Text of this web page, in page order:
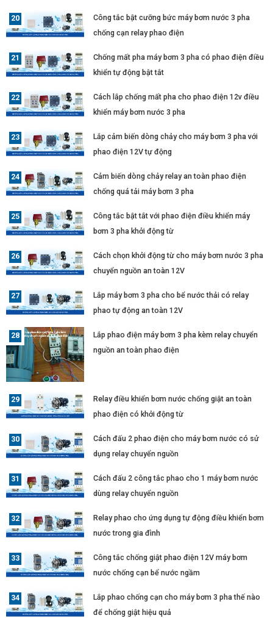
Công tắc bật cưỡng bức máy bơm nước 3 pha
chống cạn relay phao điện
Chống mất pha máy bơm 3 pha có phao điện điều
khiển tự động bật tắt
Cách lắp chống mất pha cho phao điện 12v điều
khiển máy bơm nước 3 pha
Lắp cảm biến dòng chảy cho máy bơm 3 pha với
phao điện 12V tự động
Cảm biến dòng chảy relay an toàn phao điện
chống quá tải máy bơm 3 pha
Công tắc bật tắt với phao điện điều khiển máy
bơm 3 pha khởi động từ
Cách chọn khởi động từ cho máy bơm nước 3 pha
chuyển nguồn an toàn 12V
Lắp máy bơm 3 pha cho bể nước thải có relay
phao tự động an toàn 12V
Lắp phao điện máy bơm 3 pha kèm relay chuyển
nguồn an toàn phao điện
Relay điều khiển bơm nước chống giật an toàn
phao điện có khởi động từ
Cách đấu 2 phao điện cho máy bơm nước có sử
dụng relay chuyển nguồn
Cách đấu 2 công tắc phao cho 1 máy bơm nước
dùng relay chuyển nguồn
Relay phao cho ứng dụng tự động điều khiển bơm
nước trong gia đình
Công tắc chống giật phao điện 12V máy bơm
nước chống cạn bể nước ngầm
Lắp phao chống cạn cho máy bơm 3 pha thế nào
để chống giật hiệu quả